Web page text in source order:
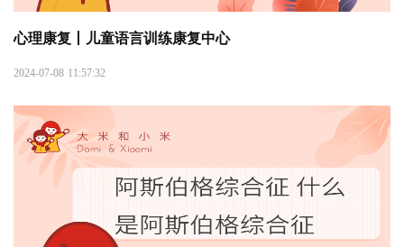
心理康复丨儿童语言训练康复中心
2024-07-08 11:57:32